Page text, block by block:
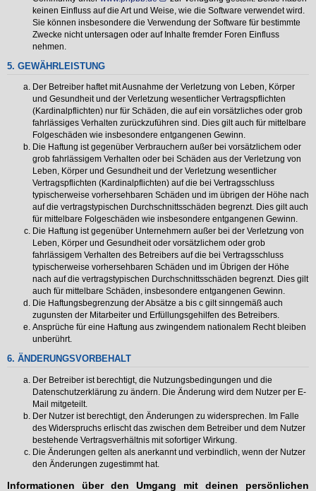
keinen Einfluss auf die Art und Weise, wie die Software verwendet wird.
Sie können insbesondere die Verwendung der Software für bestimmte
Zwecke nicht untersagen oder auf Inhalte fremder Foren Einfluss
nehmen.
5. GEWÄHRLEISTUNG
Der Betreiber haftet mit Ausnahme der Verletzung von Leben, Körper
und Gesundheit und der Verletzung wesentlicher Vertragspflichten
(Kardinalpflichten) nur für Schäden, die auf ein vorsätzliches oder grob
fahrlässiges Verhalten zurückzuführen sind. Dies gilt auch für mittelbare
Folgeschäden wie insbesondere entgangenen Gewinn.
Die Haftung ist gegenüber Verbrauchern außer bei vorsätzlichem oder
grob fahrlässigem Verhalten oder bei Schäden aus der Verletzung von
Leben, Körper und Gesundheit und der Verletzung wesentlicher
Vertragspflichten (Kardinalpflichten) auf die bei Vertragsschluss
typischerweise vorhersehbaren Schäden und im übrigen der Höhe nach
auf die vertragstypischen Durchschnittsschäden begrenzt. Dies gilt auch
für mittelbare Folgeschäden wie insbesondere entgangenen Gewinn.
Die Haftung ist gegenüber Unternehmern außer bei der Verletzung von
Leben, Körper und Gesundheit oder vorsätzlichem oder grob
fahrlässigem Verhalten des Betreibers auf die bei Vertragsschluss
typischerweise vorhersehbaren Schäden und im Übrigen der Höhe
nach auf die vertragstypischen Durchschnittsschäden begrenzt. Dies gilt
auch für mittelbare Schäden, insbesondere entgangenen Gewinn.
Die Haftungsbegrenzung der Absätze a bis c gilt sinngemäß auch
zugunsten der Mitarbeiter und Erfüllungsgehilfen des Betreibers.
Ansprüche für eine Haftung aus zwingendem nationalem Recht bleiben
unberührt.
6. ÄNDERUNGSVORBEHALT
Der Betreiber ist berechtigt, die Nutzungsbedingungen und die
Datenschutzerklärung zu ändern. Die Änderung wird dem Nutzer per E-
Mail mitgeteilt.
Der Nutzer ist berechtigt, den Änderungen zu widersprechen. Im Falle
des Widerspruchs erlischt das zwischen dem Betreiber und dem Nutzer
bestehende Vertragsverhältnis mit sofortiger Wirkung.
Die Änderungen gelten als anerkannt und verbindlich, wenn der Nutzer
den Änderungen zugestimmt hat.
Informationen über den Umgang mit deinen persönlichen